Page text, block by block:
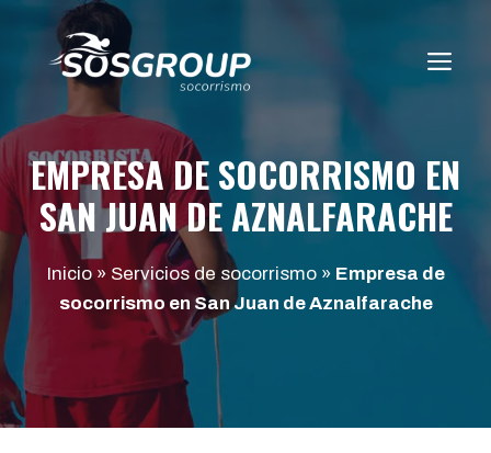
contenido
EMPRESA DE SOCORRISMO EN
SAN JUAN DE AZNALFARACHE
Inicio» Servicios de socorrismo» Empresa de
socorrismo en San Juan de Aznalfarache